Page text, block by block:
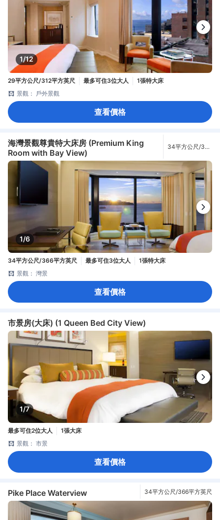
1/12
29平方公尺/312平方英尺 最多可住3位大人
1張特大床
景觀： 戶外景觀
查看價格
海灣景觀尊貴特大床房 (Premium King
Room with Bay View)
34平方公尺/366
1/6
34平方公尺/366平方英尺 最多可住3位大人
1張特大床
景觀： 灣景
查看價格
市景房(大床) (1 Queen Bed City View)
1/7
最多可住2位大人
1張大床
景觀： 市景
查看價格
Pike Place Waterview 34平方公尺/366平方英尺